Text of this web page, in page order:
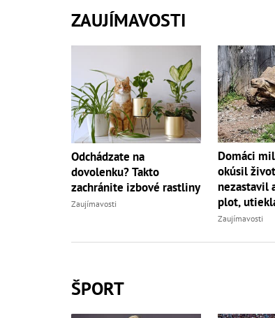
ZAUJÍMAVOSTI
Odchádzate na
dovolenku? Takto
zachránite izbové rastliny
Zaujímavosti
Domáci
okúsil
nezastavil
plot,
Zaujímavosti
ŠPORT